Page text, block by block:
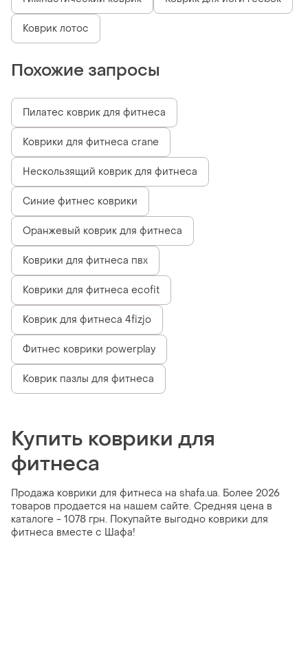
Коврик лотос
Похожие запросы
Пилатес коврик для фитнеса
Коврики для фитнеса crane
Нескользящий коврик для фитнеса
Синие фитнес коврики
Оранжевый коврик для фитнеса
Коврики для фитнеса пвх
Коврики для фитнеса ecofit
Коврик для фитнеса 4fizjo
Фитнес коврики powerplay
Коврик пазлы для фитнеса
Купить коврики для
фитнеса
Продажа коврики для фитнеса на shafa.ua. Более 2026
товаров продается на нашем сайте. Средняя цена в
каталоге - 1078 грн. Покупайте выгодно коврики для
фитнеса вместе с Шафа!